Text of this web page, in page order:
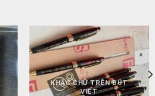
KHẮC CHỮ TRÊN BÚT
VIẾT